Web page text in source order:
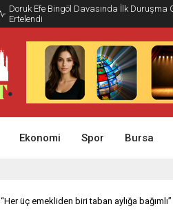
Doruk Efe Bingöl Davasında İlk Duruşma
Ertelendi
Ekonomi Spor Bursa
“Her üç emekliden biri taban aylığa bağımlı”